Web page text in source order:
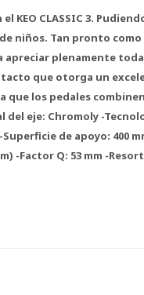
KEO CLASSIC 3.
niños. Tan pronto
plenamente
que otorga un
los pedales
del eje: Chromoly -
de apoyo: 400
-Factor Q: 53 mm -